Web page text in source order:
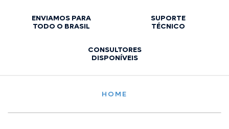
ENVIAMOS PARA
TODO O BRASIL
SUPORTE
TÉCNICO
CONSULTORES
DISPONÍVEIS
HOME